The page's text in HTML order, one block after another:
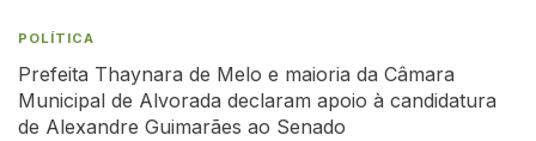
POLÍTICA
Prefeita Thaynara de Melo e maioria da Câmara
Municipal de Alvorada declaram apoio à candidatura
de Alexandre Guimarães ao Senado